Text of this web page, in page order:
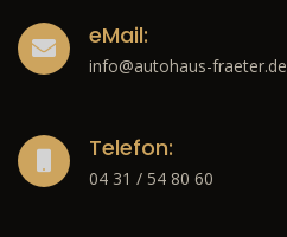
eMail:
info@autohaus-fraeter.de
Telefon:
04 31 / 54 80 60